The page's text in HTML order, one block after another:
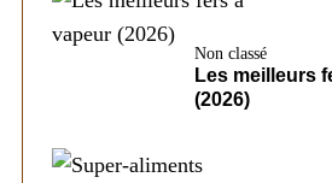
Non classé
Les meilleurs
(2026)